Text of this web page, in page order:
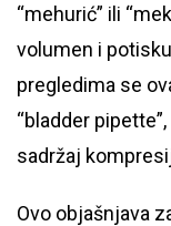
“mehurić” ili
volumen i
pregledima se
“bladder
sadržaj
Ovo objašnjava